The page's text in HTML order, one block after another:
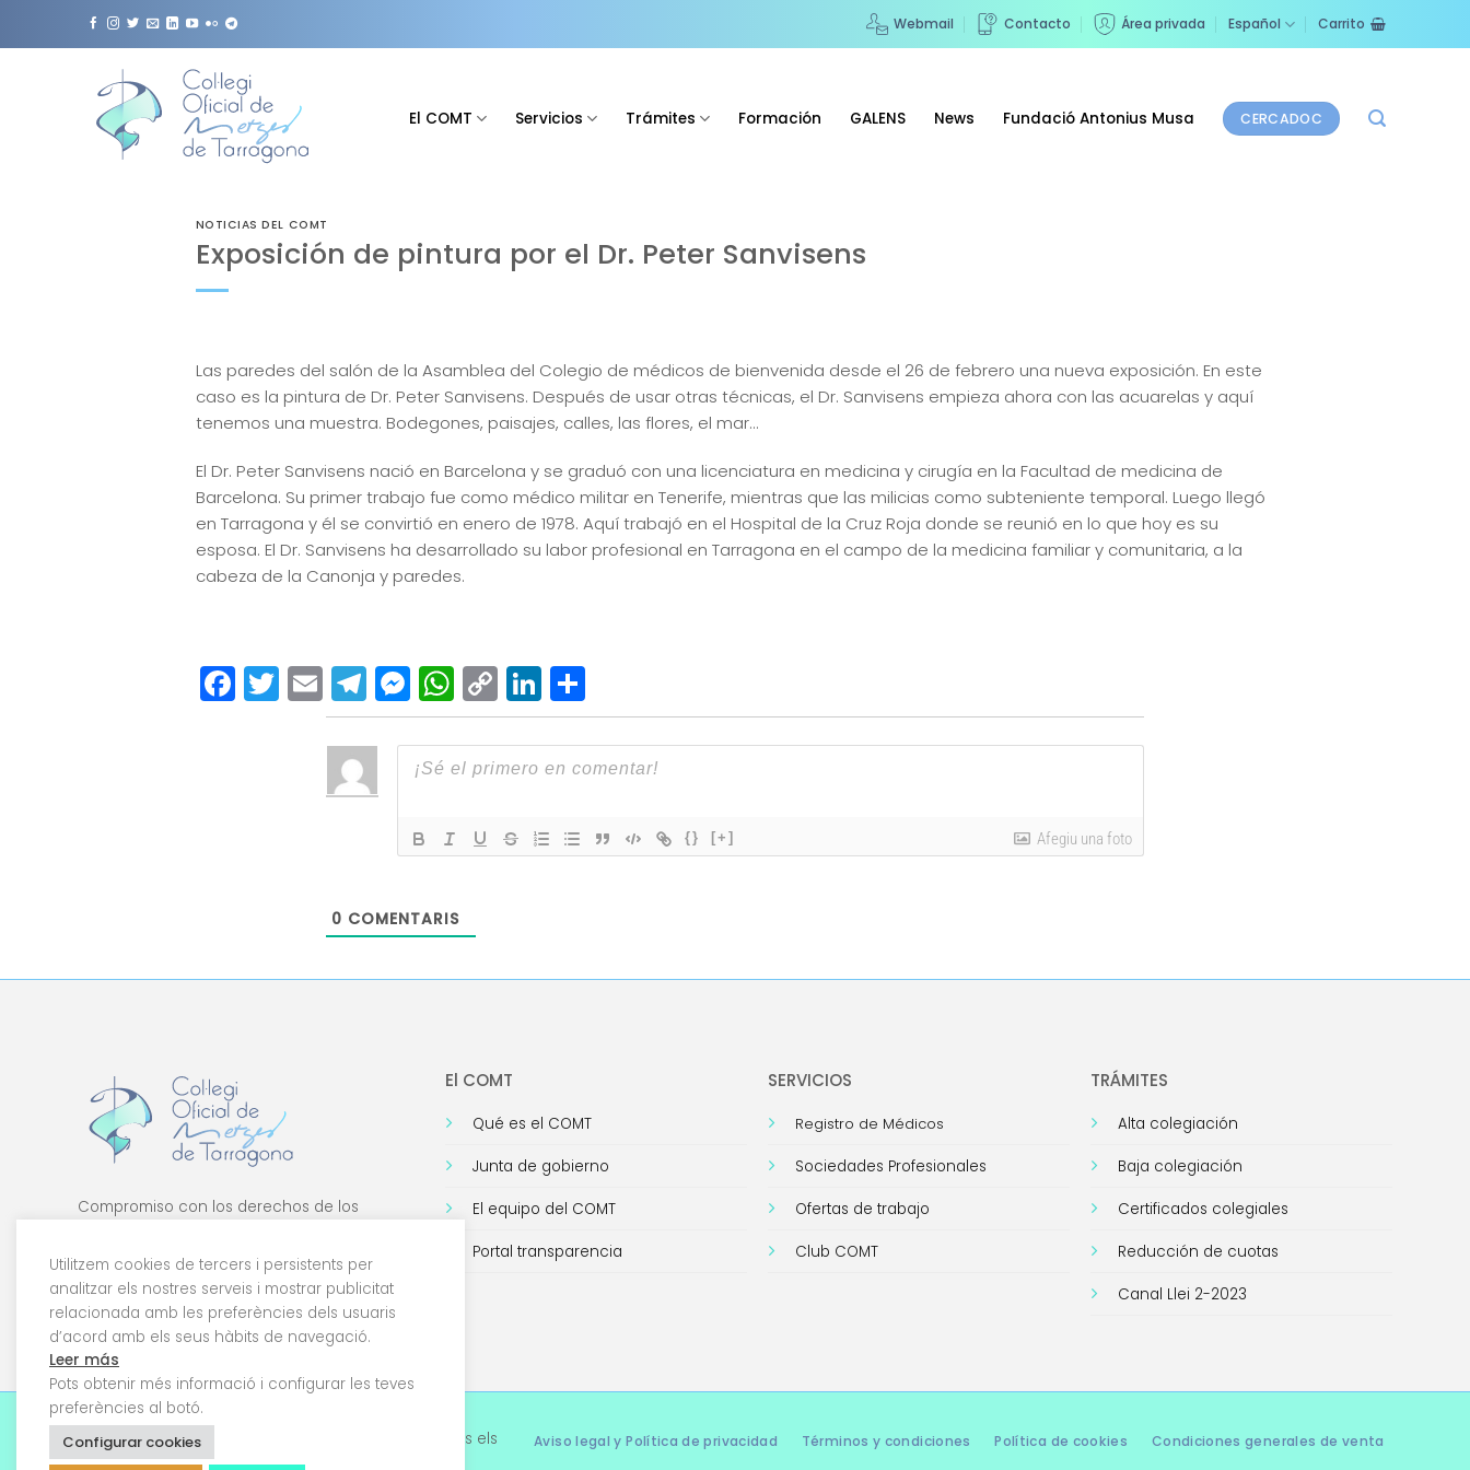
Webmail Contacto Área privada Español Carrito
El COMT Servicios Trámites Formación GALENS News Fundació Antonius Musa CERCADOC
NOTICIAS DEL COMT
Exposición de pintura por el Dr. Peter Sanvisens
Las paredes del salón de la Asamblea del Colegio de médicos de bienvenida desde el 26 de febrero una nueva exposición. En este
caso es la pintura de Dr. Peter Sanvisens. Después de usar otras técnicas, el Dr. Sanvisens empieza ahora con las acuarelas y aquí
tenemos una muestra. Bodegones, paisajes, calles, las flores, el mar…
El Dr. Peter Sanvisens nació en Barcelona y se graduó con una licenciatura en medicina y cirugía en la Facultad de medicina de
Barcelona. Su primer trabajo fue como médico militar en Tenerife, mientras que las milicias como subteniente temporal. Luego llegó
en Tarragona y él se convirtió en enero de 1978. Aquí trabajó en el Hospital de la Cruz Roja donde se reunió en lo que hoy es su
esposa. El Dr. Sanvisens ha desarrollado su labor profesional en Tarragona en el campo de la medicina familiar y comunitaria, a la
cabeza de la Canonja y paredes.
Facebook
Twitter
EmailTelegram
Messenger
WhatsApp
Copy
Link
LinkedIn
Compartir
{} [+] Afegiu una foto
0 COMENTARIS
Compromiso con los derechos de los
la tecnología.
El COMT
Qué es el COMT
Junta de gobierno
El equipo del COMT
Portal transparencia
SERVICIOS
Registro de Médicos
Sociedades Profesionales
Ofertas de trabajo
Club COMT
TRÁMITES
Alta colegiación
Baja colegiación
Certificados colegiales
Reducción de cuotas
Canal Llei 2-2023
© 2026 Col·legi Oficial de Metges de Tarragona. Tots els
drets reservats
Aviso legal y Política de privacidad Términos y condiciones Política de cookies Condiciones generales de venta
Utilitzem cookies de tercers i persistents per
analitzar els nostres serveis i mostrar publicitat
relacionada amb les preferències dels usuaris
d’acord amb els seus hàbits de navegació.
Leer más
Pots obtenir més informació i configurar les teves
preferències al botó.
Configurar cookies